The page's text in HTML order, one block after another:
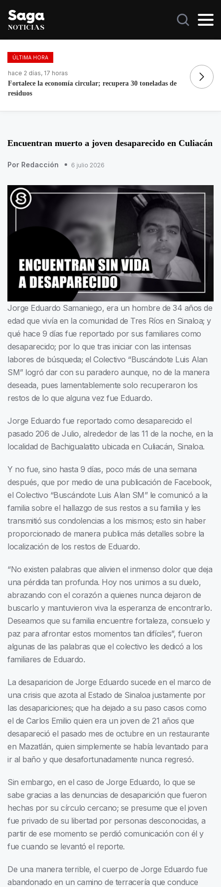
ÚLTIMA HORA
hace 15 horas
Grace Palomares se disculpa por comentario contra adultos
mayores
Encuentran muerto a joven desaparecido en Culiacán
Por Redacción 6 julio 2026
Jorge Eduardo Samaniego, era un hombre de 34 años de
edad que vivía en la comunidad de Tres Ríos en Sinaloa; y
qué hace 9 días fue reportado por sus familiares como
desaparecido; por lo que tras iniciar con las intensas
labores de búsqueda; el Colectivo “Buscándote Luis Alan
SM” logró dar con su paradero aunque, no de la manera
deseada, pues lamentablemente solo recuperaron los
restos de lo que alguna vez fue Eduardo.
Jorge Eduardo fue reportado como desaparecido el
pasado 206 de Julio, alrededor de las 11 de la noche, en la
localidad de Bachigualatito ubicada en Culiacán, Sinaloa.
Y no fue, sino hasta 9 días, poco más de una semana
después, que por medio de una publicación de Facebook,
el Colectivo “Buscándote Luis Alan SM” le comunicó a la
familia sobre el hallazgo de sus restos a su familia y les
transmitió sus condolencias a los mismos; esto sin haber
proporcionado de manera publica más detalles sobre la
localización de los restos de Eduardo.
“No existen palabras que alivien el inmenso dolor que deja
una pérdida tan profunda. Hoy nos unimos a su duelo,
abrazando con el corazón a quienes nunca dejaron de
buscarlo y mantuvieron viva la esperanza de encontrarlo.
Deseamos que su familia encuentre fortaleza, consuelo y
paz para afrontar estos momentos tan difíciles”, fueron
algunas de las palabras que el colectivo les dedicó a los
familiares de Eduardo.
La desaparicion de Jorge Eduardo sucede en el marco de
una crisis que azota al Estado de Sinaloa justamente por
las desapariciones; que ha dejado a su paso casos como
el de Carlos Emilio quien era un joven de 21 años que
desapareció el pasado mes de octubre en un restaurante
en Mazatlán, quien simplemente se había levantado para
ir al baño y que desafortunadamente nunca regresó.
Sin embargo, en el caso de Jorge Eduardo, lo que se
sabe gracias a las denuncias de desaparición que fueron
hechas por su círculo cercano; se presume que el joven
fue privado de su libertad por personas desconocidas, a
partir de ese momento se perdió comunicación con él y
fue cuando se levantó el reporte.
De una manera terrible, el cuerpo de Jorge Eduardo fue
abandonado en un camino de terracería que conduce